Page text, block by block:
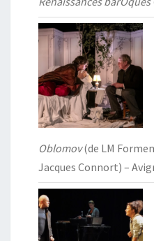
Oblomov(de LM
Jacques Connort) –